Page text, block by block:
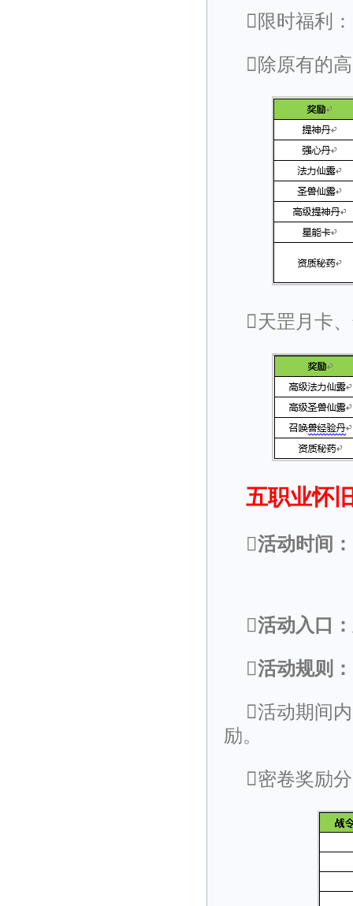
限时福利：
除原有的
天罡月卡
五职业怀
活动时间：
活动入口：
活动规则：
活动期间
励。
密卷奖励